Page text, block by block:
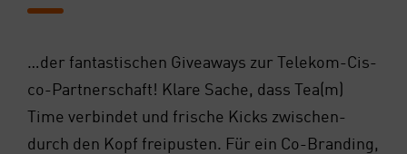
…der fan­tas­ti­schen Givea­ways zur Tele­kom-Cis­
co-Part­ner­schaft! Kla­re Sache, dass Tea(m)
Time ver­bin­det und fri­sche Kicks zwi­schen­
durch den Kopf frei­pus­ten. Für ein Co-Bran­ding,